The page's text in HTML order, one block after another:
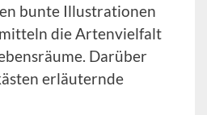
bunte Illustrationen
die Artenvielfalt
Darüber
erläuternde